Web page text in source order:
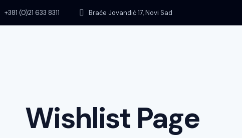
+381 (0)21 633 8311 Braće Jovandić 17, Novi Sad
Wishlist Page